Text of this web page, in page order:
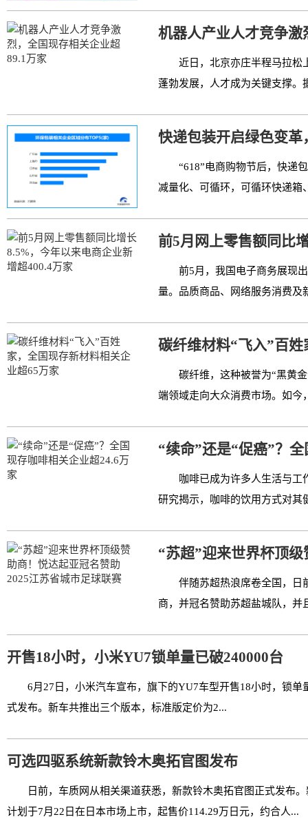
机器人产业人才竞争激
近日，北京亦庄半程马拉松
蓬勃发展，人才成为关键支撑。
快递包装开启绿色变革
“618”电商购物节后，快递
减量化、可循环，可循环快递箱
前5月网上零售额同比
前5月，我国电子商务展现
量。品质商品、网络服务消费及
碳纤维材料“飞入”百
碳纤维，这种被誉为“黑黄
端领域走向大众消费市场。如今
“续命”还是“促癌”？
咖啡已成为许多人生活与工
研究揭示，咖啡的饮用方式对其
“苏超”迎来世界杯顶
伴随苏超热浪席卷全国，日
商，并冠名赞助苏超盐城队，并
开售18小时，小米YU7锁单量已破240000台
6月27日，小米汽车宣布，旗下的YU7车型开售18小时，锁
式发布。新车共推出三个版本，标准版定价为2...
可选四驱系统新款铃木奥拓官图发布
日前，车质网从相关渠道获悉，新款铃木奥拓官图正式发布
计划于7月22日在日本市场上市，起售价114.29万日元，约合人...